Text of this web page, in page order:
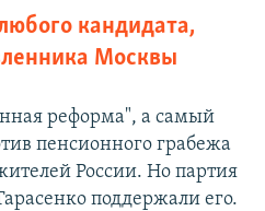
кандидата,
Москвы
реформа", а самый
пенсионного грабежа
России. Но партия
поддержали его.